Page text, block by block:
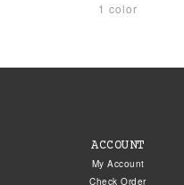
1 color
ACCOUNT
My Account
Check Order